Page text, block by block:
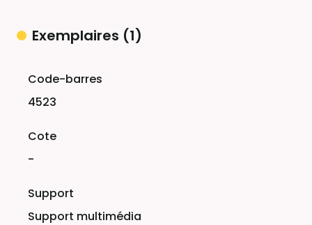
Exemplaires (1)
4523
-
Support multimédia